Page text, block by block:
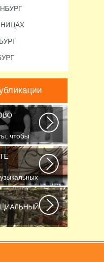
чтобы
номера
как и
третьим